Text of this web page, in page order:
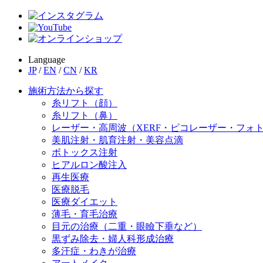
Language
JP / EN / CN / KR
施術方法から探す
糸リフト（顔）
糸リフト（鼻）
レーザー・高周波（XERF・ピコレーザー・フォ
美肌注射・肌育注射・美容点滴
ボトックス注射
ヒアルロン酸注入
再生医療
医療脱毛
医療ダイエット
薄毛・育毛治療
目元の治療（二重・眼瞼下垂など）
黒ずみ除去・婦人科形成治療
多汗症・わきが治療